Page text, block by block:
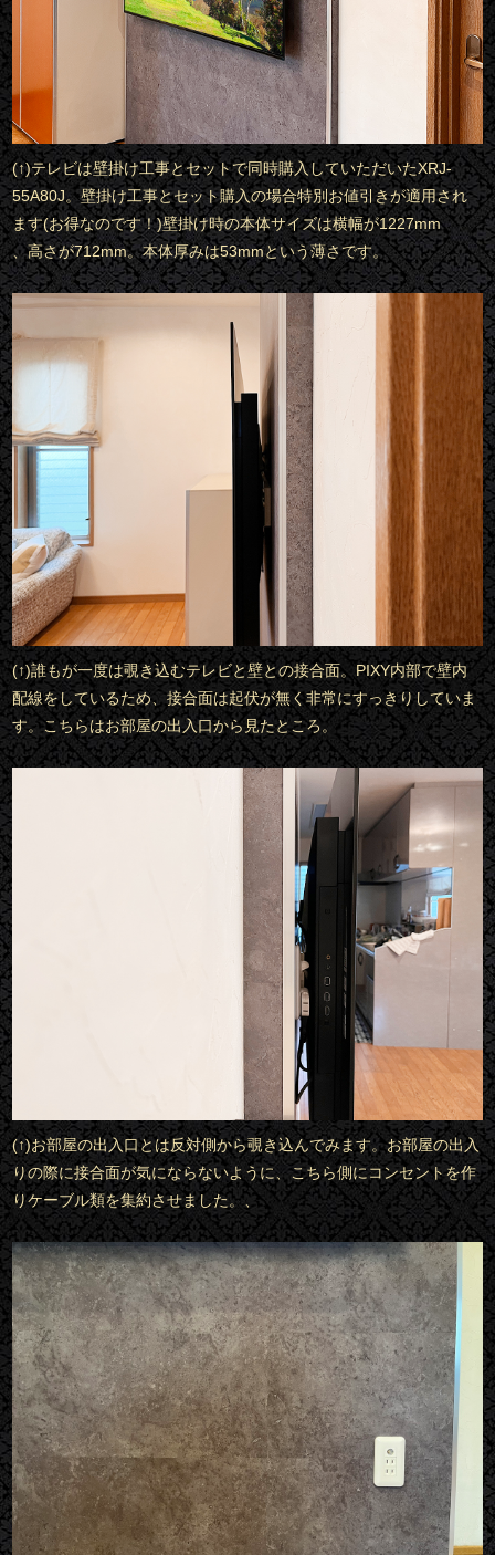
(↑)テレビは壁掛け工事とセットで同時購入していただいたXRJ-
55A80J。壁掛け工事とセット購入の場合特別お値引きが適用され
ます(お得なのです！)壁掛け時の本体サイズは横幅が1227mm
、高さが712mm。本体厚みは53mmという薄さです。
(↑)誰もが一度は覗き込むテレビと壁との接合面。PIXY内部で壁内
配線をしているため、接合面は起伏が無く非常にすっきりしていま
す。こちらはお部屋の出入口から見たところ。
(↑)お部屋の出入口とは反対側から覗き込んでみます。お部屋の出入
りの際に接合面が気にならないように、こちら側にコンセントを作
りケーブル類を集約させました。、